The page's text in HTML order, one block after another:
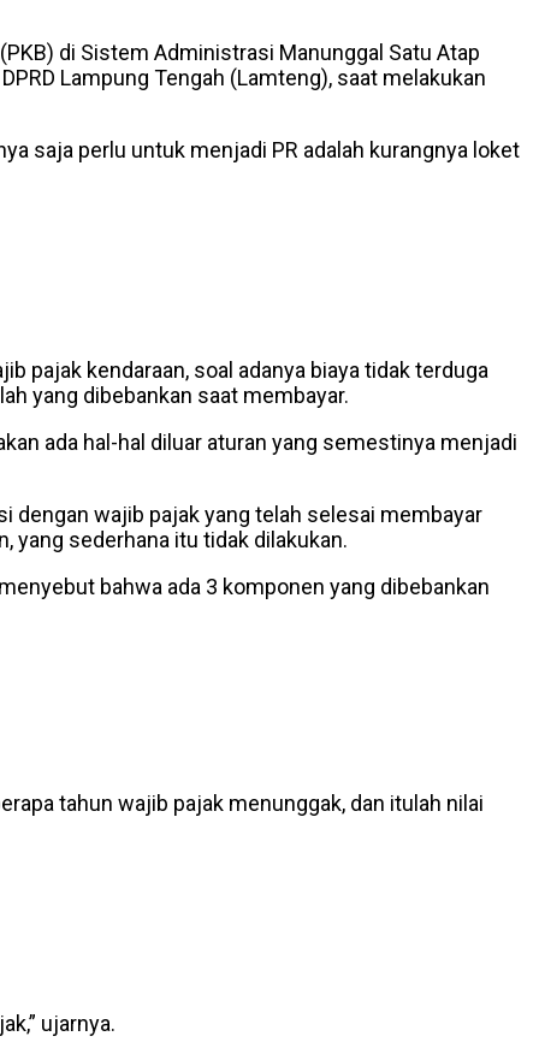
di Sistem Administrasi Manunggal Satu Atap
Lampung Tengah (Lamteng), saat melakukan
saja perlu untuk menjadi PR adalah kurangnya loket
pajak kendaraan, soal adanya biaya tidak terduga
yang dibebankan saat membayar.
ada hal-hal diluar aturan yang semestinya menjadi
dengan wajib pajak yang telah selesai membayar
yang sederhana itu tidak dilakukan.
bahwa ada 3 komponen yang dibebankan
tahun wajib pajak menunggak, dan itulah nilai
ujarnya.